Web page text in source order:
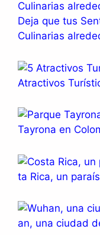
Deja que tus
Culinarias
Atractivos
Tayrona en
ta Rica, un
an, una ciudad